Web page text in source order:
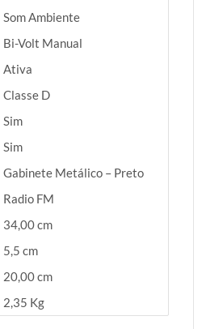
Som Ambiente
Bi-Volt Manual
Ativa
Classe D
Sim
Sim
Gabinete Metálico – Preto
Radio FM
34,00 cm
5,5 cm
20,00 cm
2,35 Kg